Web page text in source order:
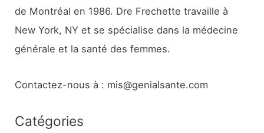
de Montréal en 1986. Dre Frechette travaille à
New York, NY et se spécialise dans la médecine
générale et la santé des femmes.
Contactez-nous à : mis@genialsante.com
Catégories